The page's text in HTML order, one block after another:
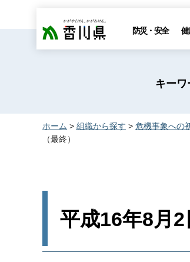
香川県 防災・安全 健
キー
ホーム > 組織から探す > 危機事象への
（最終）
平成16年8月